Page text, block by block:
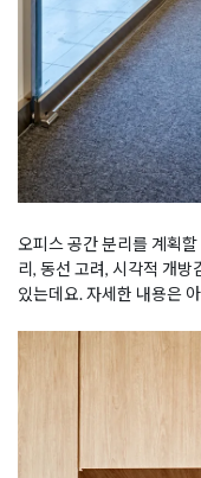
오피스 공간 분리를 계획
리, 동선 고려, 시각적 개방
있는데요. 자세한 내용은